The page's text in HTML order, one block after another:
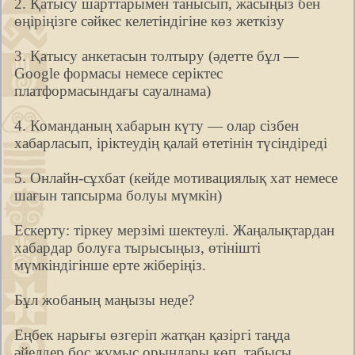
2. Қатысу шарттарымен танысып, жасыңыз бен
өңіріңізге сәйкес келетіндігіне көз жеткізу
3. Қатысу анкетасын толтыру (әдетте бұл —
Google формасы немесе серіктес
платформасындағы сауалнама)
4. Команданың хабарын күту — олар сізбен
хабарласып, іріктеудің қалай өтетінін түсіндіреді
5. Онлайн-сұхбат (кейде мотивациялық хат немесе
шағын тапсырма болуы мүмкін)
Ескерту: тіркеу мерзімі шектеулі. Жаңалықтардан
хабардар болуға тырысыңыз, өтінішті
мүмкіндігінше ерте жіберіңіз.
Бұл жобаның маңызы неде?
Еңбек нарығы өзгеріп жатқан қазіргі таңда